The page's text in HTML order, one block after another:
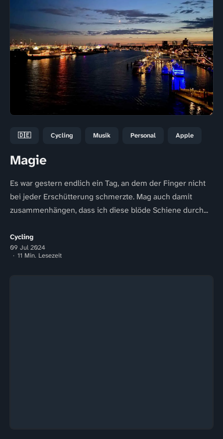
🇩🇪 Cycling Musik Personal Apple
Magie
Es war gestern endlich ein Tag, an dem der Finger nicht
bei jeder Erschütterung schmerzte. Mag auch damit
zusammenhängen, dass ich diese blöde Schiene durch...
Cycling
09 Jul 2024
11 Min. Lesezeit